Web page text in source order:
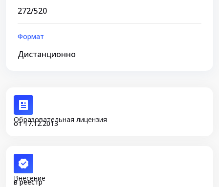
272/520
Формат
Дистанционно
Образовательная лицензия
от 17.12.2013
Внесение
в реестр